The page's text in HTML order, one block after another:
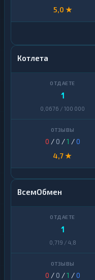
5,0 ★
Котлета
1
0,0676 / 100 000
0 / 0 /1 /0
4,7 ★
ВсемОбмен
1
0,719 / 4,8
0 / 0 /1 /0